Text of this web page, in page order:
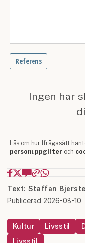
Text: Staffan
Publicerad 2026-08-10
Kultur Livsstil
Livsstil